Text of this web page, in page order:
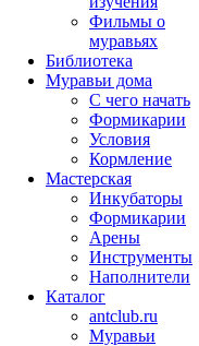
Фильмы о
муравьях
Библиотека
Муравьи дома
С чего начать
Формикарии
Условия
Кормление
Мастерская
Инкубаторы
Формикарии
Арены
Инструменты
Наполнители
Каталог
antclub.ru
Муравьи